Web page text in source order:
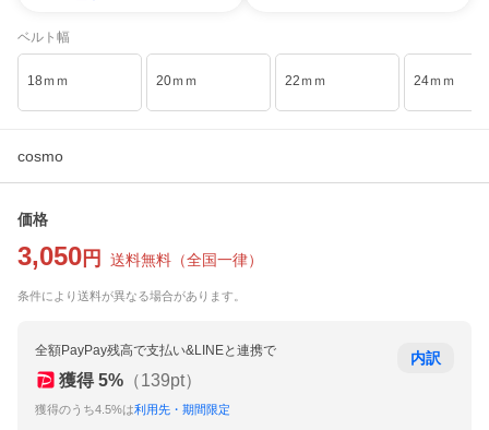
ベルト幅
18ｍｍ 20ｍｍ 22ｍｍ 24ｍｍ
cosmo
価格
3,050 円 送料無料 （全国一律）
条件により送料が異なる場合があります。
全額PayPay残高で支払い&LINEと連携で
獲得 5% （139pt）
獲得のうち4.5%は利用先・期間限定
内訳